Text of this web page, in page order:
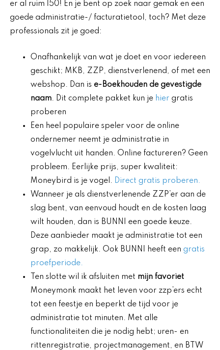
er al ruim 150! En je bent op zoek naar gemak en een
goede administratie-/ facturatietool, toch? Met deze
professionals zit je goed:
Onafhankelijk van wat je doet en voor iedereen
geschikt; MKB, ZZP, dienstverlenend, of met een
webshop. Dan is e-Boekhouden de gevestigde
naam. Dit complete pakket kun je hier gratis
proberen
Een heel populaire speler voor de online
ondernemer neemt je administratie in
vogelvlucht uit handen. Online factureren? Geen
probleem. Eerlijke prijs, super kwaliteit:
Moneybird is je vogel. Direct gratis proberen.
Wanneer je als dienstverlenende ZZP’er aan de
slag bent, van eenvoud houdt en de kosten laag
wilt houden, dan is BUNNI een goede keuze.
Deze aanbieder maakt je administratie tot een
grap, zo makkelijk. Ook BUNNI heeft een gratis
proefperiode.
Ten slotte wil ik afsluiten met mijn favoriet
Moneymonk maakt het leven voor zzp’ers echt
tot een feestje en beperkt de tijd voor je
administratie tot minuten. Met alle
functionaliteiten die je nodig hebt; uren- en
rittenregistratie, projectmanagement, en BTW